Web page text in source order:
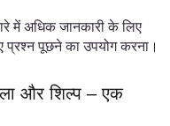
में अधिक जानकारी के लिए
प्रश्न पूछने का उपयोग करना।
और शिल्प – एक